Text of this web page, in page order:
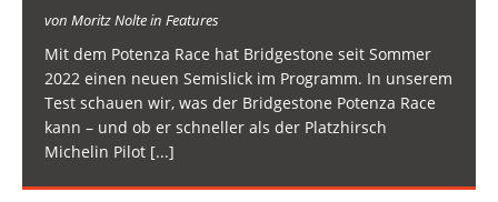
von Moritz Nolte in Features
Mit dem Potenza Race hat Bridgestone seit Sommer
2022 einen neuen Semislick im Programm. In unserem
Test schauen wir, was der Bridgestone Potenza Race
kann – und ob er schneller als der Platzhirsch
Michelin Pilot [...]